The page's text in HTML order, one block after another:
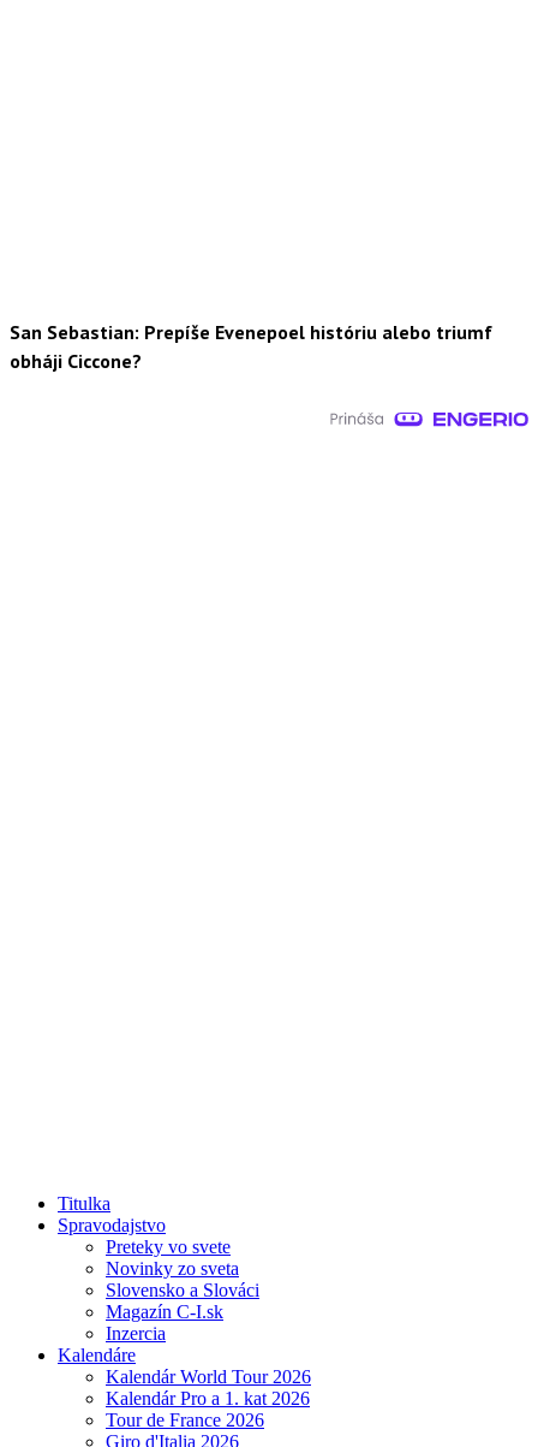
San Sebastian: Prepíše Evenepoel históriu alebo triumf
obháji Ciccone?
Titulka
Spravodajstvo
Preteky vo svete
Novinky zo sveta
Slovensko a Slováci
Magazín C-I.sk
Inzercia
Kalendáre
Kalendár World Tour 2026
Kalendár Pro a 1. kat 2026
Tour de France 2026
Giro d'Italia 2026